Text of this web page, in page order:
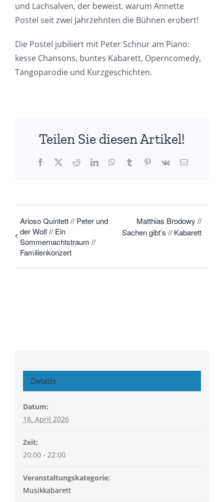
und Lachsalven, der beweist, warum Annette
Postel seit zwei Jahrzehnten die Bühnen erobert!
Die Postel jubiliert mit Peter Schnur am Piano:
kesse Chansons, buntes Kabarett, Operncomedy,
Tangoparodie und Kurzgeschichten.
Teilen Sie diesen Artikel!
Facebook
X RedditLinkedInWhatsApp
TumblrPinterest
Vk
E-
Arioso Quintett // Peter und
der Wolf // Ein
Sommernachtstraum //
Familienkonzert
Matthias Brodowy //
Sachen gibt’s // Kabarett
Details
Datum:
18. April 2026
Zeit:
20:00 - 22:00
Veranstaltungskategorie:
Musikkabarett